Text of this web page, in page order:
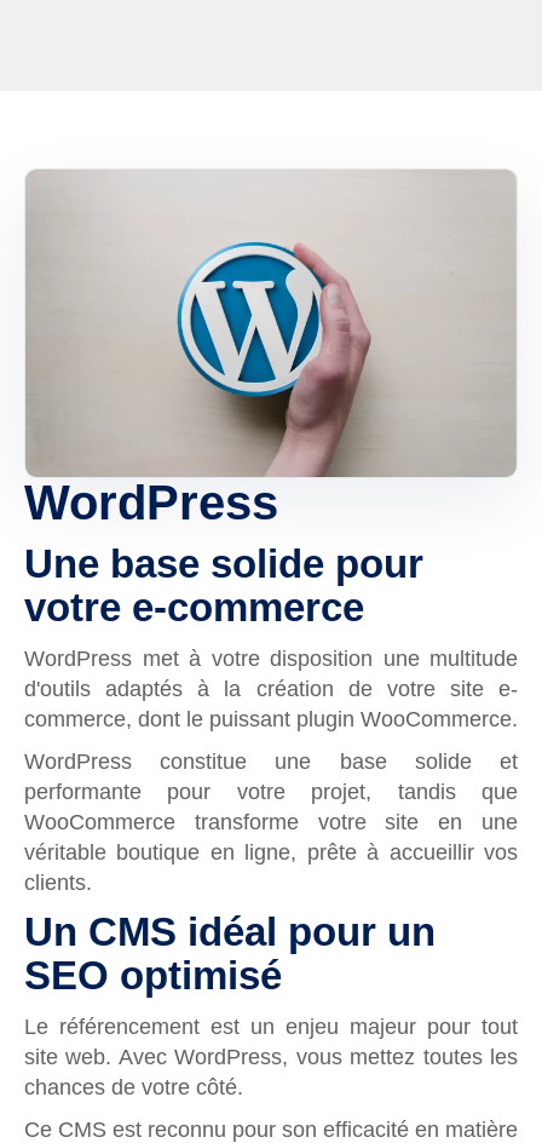
WordPress
Une base solide pour
votre e-commerce
WordPress met à votre disposition une multitude
d'outils adaptés à la création de votre site e-
commerce, dont le puissant plugin WooCommerce.
WordPress constitue une base solide et
performante pour votre projet, tandis que
WooCommerce transforme votre site en une
véritable boutique en ligne, prête à accueillir vos
clients.
Un CMS idéal pour un
SEO optimisé
Le référencement est un enjeu majeur pour tout
site web. Avec WordPress, vous mettez toutes les
chances de votre côté.
Ce CMS est reconnu pour son efficacité en matière